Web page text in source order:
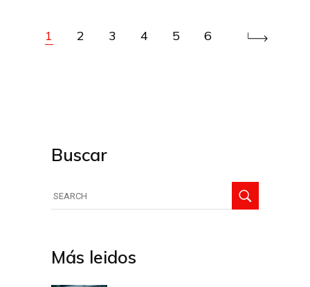
1 2 3 4 5 6
Buscar
for:
Más leidos